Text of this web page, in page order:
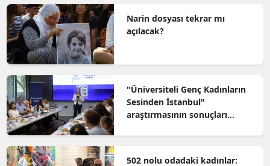
Narin dosyası tekrar mı
açılacak?
"Üniversiteli Genç Kadınların
Sesinden İstanbul"
araştırmasının sonuçları
502 nolu odadaki kadınlar: